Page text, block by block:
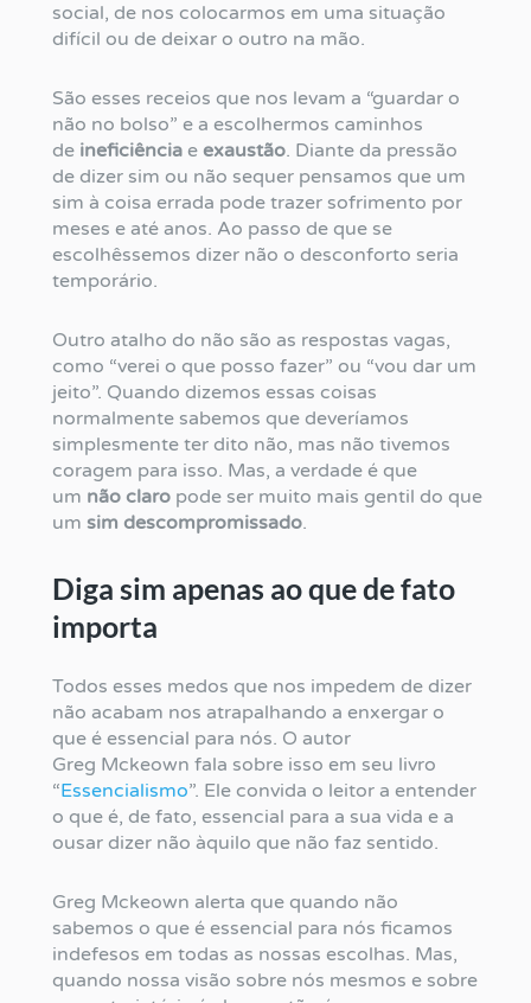
social, de nos colocarmos em uma situação
difícil ou de deixar o outro na mão.
São esses receios que nos levam a “guardar o
não no bolso” e a escolhermos caminhos
de ineficiência e exaustão. Diante da pressão
de dizer sim ou não sequer pensamos que um
sim à coisa errada pode trazer sofrimento por
meses e até anos. Ao passo de que se
escolhêssemos dizer não o desconforto seria
temporário.
Outro atalho do não são as respostas vagas,
como “verei o que posso fazer” ou “vou dar um
jeito”. Quando dizemos essas coisas
normalmente sabemos que deveríamos
simplesmente ter dito não, mas não tivemos
coragem para isso. Mas, a verdade é que
um não claro pode ser muito mais gentil do que
umsim descompromissado.
Diga sim apenas ao que de fato
importa
Todos esses medos que nos impedem de dizer
não acabam nos atrapalhando a enxergar o
que é essencial para nós. O autor
Greg Mckeown fala sobre isso em seu livro
“Essencialismo”. Ele convida o leitor a entender
o que é, de fato, essencial para a sua vida e a
ousar dizer não àquilo que não faz sentido.
Greg Mckeown alerta que quando não
sabemos o que é essencial para nós ficamos
indefesos em todas as nossas escolhas. Mas,
quando nossa visão sobre nós mesmos e sobre